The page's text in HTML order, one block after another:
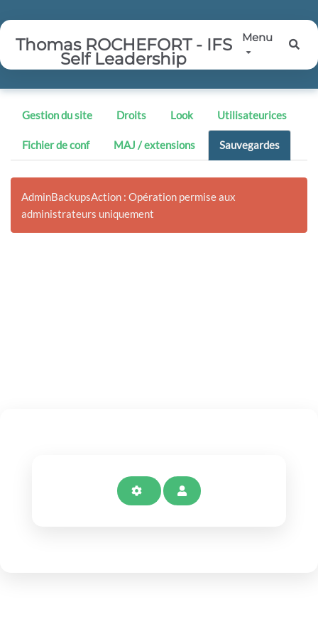
Thomas ROCHEFORT - IFS
Self Leadership
Menu
Gestion du site Droits Look Utilisateurices
Fichier de conf MAJ / extensions Sauvegardes
AdminBackupsAction : Opération permise aux
administrateurs uniquement